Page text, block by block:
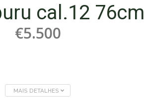
cal.12 76cm
€5.500
MAIS DETALHES